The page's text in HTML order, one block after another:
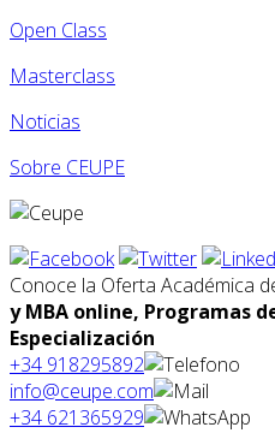
Open Class
Masterclass
Noticias
Sobre CEUPE
Conoce la Oferta Académica
y MBA online, Programas
Especialización
+34 918295892
info@ceupe.com
+34 621365929